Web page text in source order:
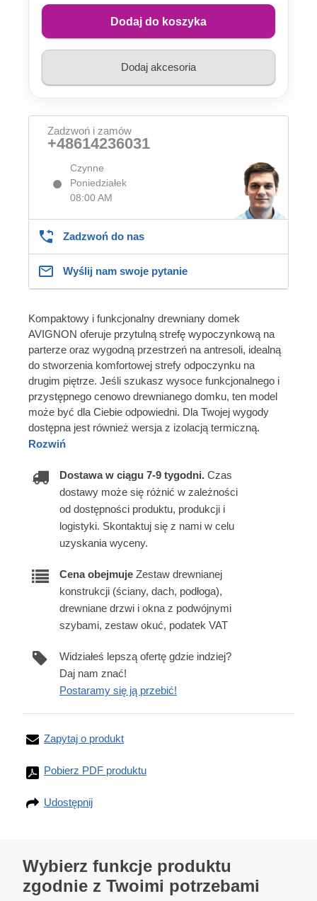
Dodaj do koszyka
Dodaj akcesoria
Zadzwoń i zamów
+48614236031
Czynne
Poniedziałek
08:00 AM
Zadzwoń do nas
Wyślij nam swoje pytanie
Kompaktowy i funkcjonalny drewniany domek
AVIGNON oferuje przytulną strefę wypoczynkową na
parterze oraz wygodną przestrzeń na antresoli, idealną
do stworzenia komfortowej strefy odpoczynku na
drugim piętrze. Jeśli szukasz wysoce funkcjonalnego i
przystępnego cenowo drewnianego domku, ten model
może być dla Ciebie odpowiedni. Dla Twojej wygody
dostępna jest również wersja z izolacją termiczną.
Rozwiń
Dostawa w ciągu 7-9 tygodni. Czas
dostawy może się różnić w zależności
od dostępności produktu, produkcji i
logistyki. Skontaktuj się z nami w celu
uzyskania wyceny.
Cena obejmuje Zestaw drewnianej
konstrukcji (ściany, dach, podłoga),
drewniane drzwi i okna z podwójnymi
szybami, zestaw okuć, podatek VAT
Widziałeś lepszą ofertę gdzie indziej?
Daj nam znać!
Postaramy się ją przebić!
Zapytaj o produkt
Pobierz PDF produktu
Udostępnij
Wybierz funkcje produktu
zgodnie z Twoimi potrzebami